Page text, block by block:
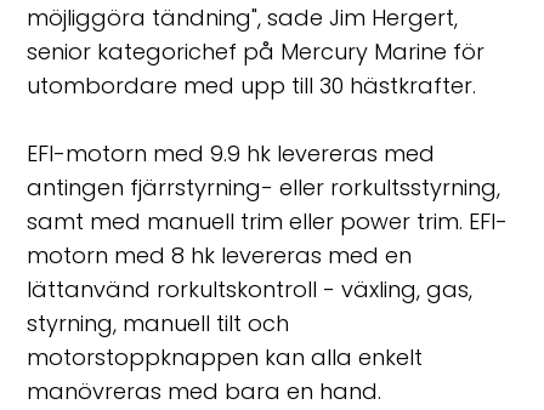
möjliggöra tändning", sade Jim Hergert,
senior kategorichef på Mercury Marine för
utombordare med upp till 30 hästkrafter.
EFI-motorn med 9.9 hk levereras med
antingen fjärrstyrning- eller rorkultsstyrning,
samt med manuell trim eller power trim. EFI-
motorn med 8 hk levereras med en
lättanvänd rorkultskontroll - växling, gas,
styrning, manuell tilt och
motorstoppknappen kan alla enkelt
manövreras med bara en hand.